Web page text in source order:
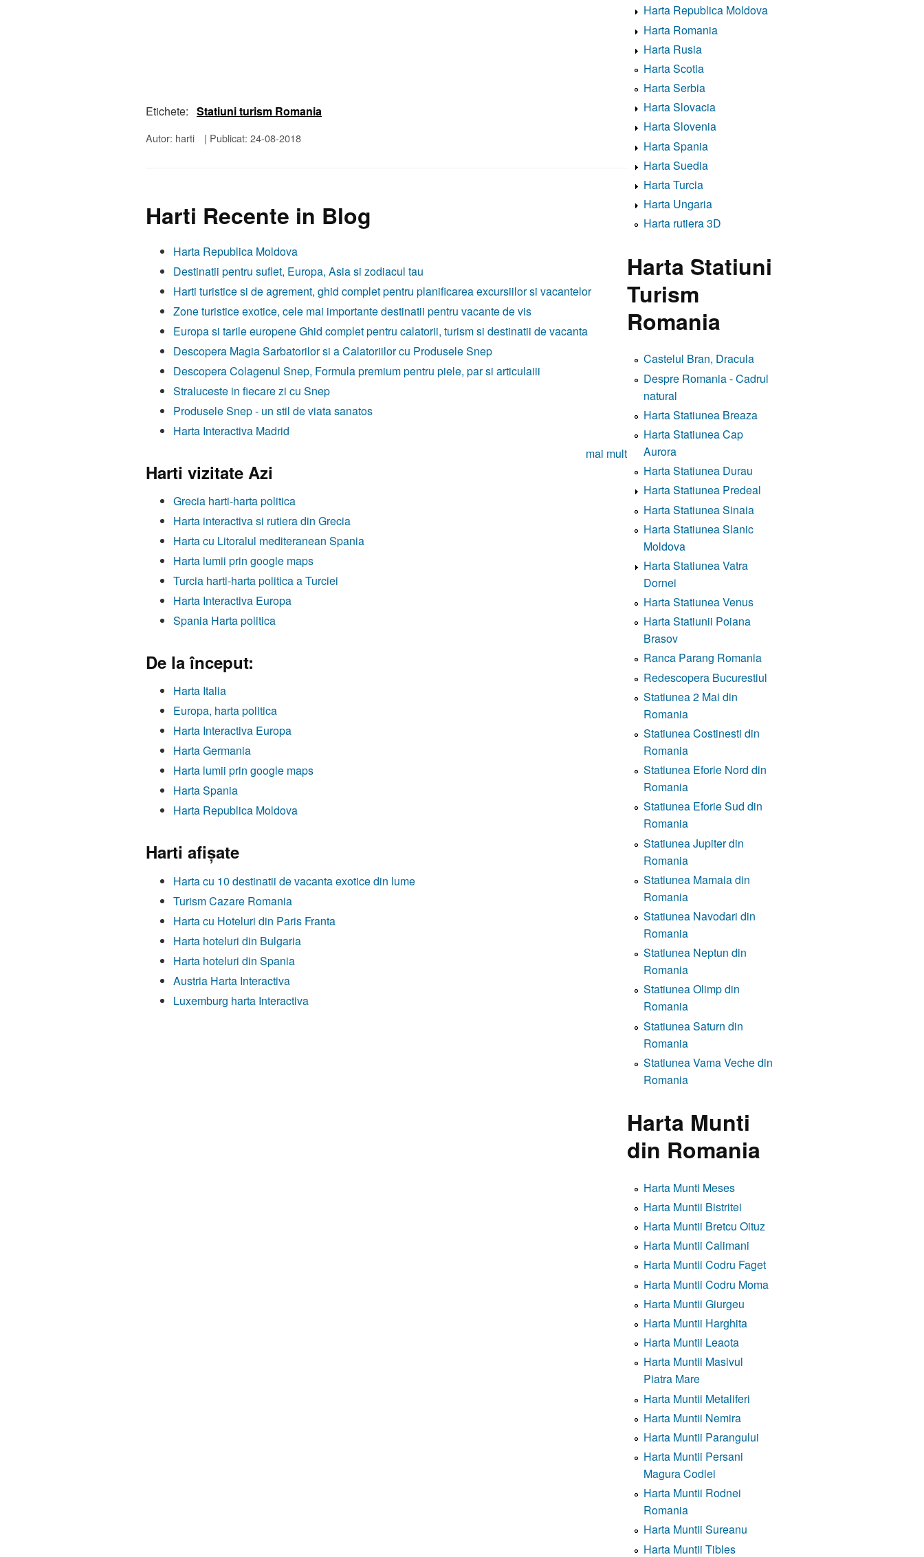
Etichete: Statiuni turism Romania
Autor: harti | Publicat: 24-08-2018
Harti Recente in Blog
Harta Republica Moldova
Destinatii pentru suflet, Europa, Asia si zodiacul tau
Harti turistice si de agrement, ghid complet pentru planificarea excursiilor si vacantelor
Zone turistice exotice, cele mai importante destinatii pentru vacante de vis
Europa si tarile europene Ghid complet pentru calatorii, turism si destinatii de vacanta
Descopera Magia Sarbatorilor si a Calatoriilor cu Produsele Snep
Descopera Colagenul Snep, Formula premium pentru piele, par si articulaiii
Straluceste in fiecare zi cu Snep
Produsele Snep - un stil de viata sanatos
Harta Interactiva Madrid
mai mult
Harti vizitate Azi
Grecia harti-harta politica
Harta interactiva si rutiera din Grecia
Harta cu Litoralul mediteranean Spania
Harta lumii prin google maps
Turcia harti-harta politica a Turciei
Harta Interactiva Europa
Spania Harta politica
De la început:
Harta Italia
Europa, harta politica
Harta Interactiva Europa
Harta Germania
Harta lumii prin google maps
Harta Spania
Harta Republica Moldova
Harti afişate
Harta cu 10 destinatii de vacanta exotice din lume
Turism Cazare Romania
Harta cu Hoteluri din Paris Franta
Harta hoteluri din Bulgaria
Harta hoteluri din Spania
Austria Harta Interactiva
Luxemburg harta Interactiva
Harta Republica Moldova
Harta Romania
Harta Rusia
Harta Scotia
Harta Serbia
Harta Slovacia
Harta Slovenia
Harta Spania
Harta Suedia
Harta Turcia
Harta Ungaria
Harta rutiera 3D
Harta Statiuni
Turism
Romania
Castelul Bran, Dracula
Despre Romania - Cadrul
natural
Harta Statiunea Breaza
Harta Statiunea Cap
Aurora
Harta Statiunea Durau
Harta Statiunea Predeal
Harta Statiunea Sinaia
Harta Statiunea Slanic
Moldova
Harta Statiunea Vatra
Dornei
Harta Statiunea Venus
Harta Statiunii Poiana
Brasov
Ranca Parang Romania
Redescopera Bucurestiul
Statiunea 2 Mai din
Romania
Statiunea Costinesti din
Romania
Statiunea Eforie Nord din
Romania
Statiunea Eforie Sud din
Romania
Statiunea Jupiter din
Romania
Statiunea Mamaia din
Romania
Statiunea Navodari din
Romania
Statiunea Neptun din
Romania
Statiunea Olimp din
Romania
Statiunea Saturn din
Romania
Statiunea Vama Veche din
Romania
Harta Munti
din Romania
Harta Munti Meses
Harta Muntii Bistritei
Harta Muntii Bretcu Oituz
Harta Muntii Calimani
Harta Muntii Codru Faget
Harta Muntii Codru Moma
Harta Muntii Giurgeu
Harta Muntii Harghita
Harta Muntii Leaota
Harta Muntii Masivul
Piatra Mare
Harta Muntii Metaliferi
Harta Muntii Nemira
Harta Muntii Parangului
Harta Muntii Persani
Magura Codlei
Harta Muntii Rodnei
Romania
Harta Muntii Sureanu
Harta Muntii Tibles